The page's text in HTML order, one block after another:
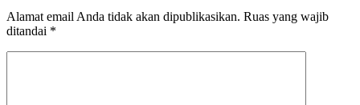
Alamat email Anda tidak akan dipublikasikan. Ruas yang wajib
ditandai *